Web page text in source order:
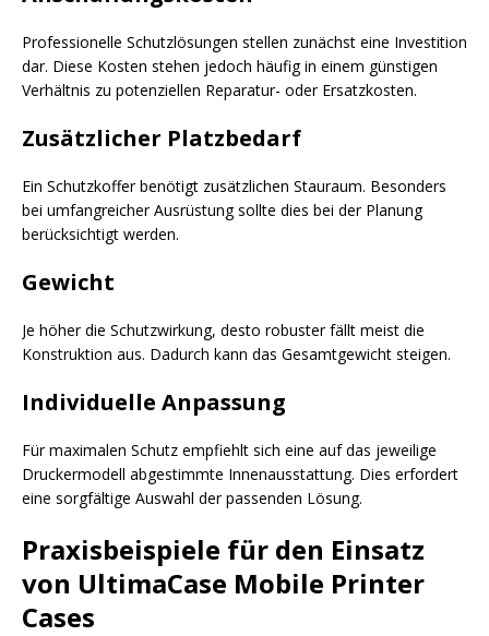
Professionelle Schutzlösungen stellen zunächst eine Investition
dar. Diese Kosten stehen jedoch häufig in einem günstigen
Verhältnis zu potenziellen Reparatur- oder Ersatzkosten.
Zusätzlicher Platzbedarf
Ein Schutzkoffer benötigt zusätzlichen Stauraum. Besonders
bei umfangreicher Ausrüstung sollte dies bei der Planung
berücksichtigt werden.
Gewicht
Je höher die Schutzwirkung, desto robuster fällt meist die
Konstruktion aus. Dadurch kann das Gesamtgewicht steigen.
Individuelle Anpassung
Für maximalen Schutz empfiehlt sich eine auf das jeweilige
Druckermodell abgestimmte Innenausstattung. Dies erfordert
eine sorgfältige Auswahl der passenden Lösung.
Praxisbeispiele für den Einsatz
von UltimaCase Mobile Printer
Cases